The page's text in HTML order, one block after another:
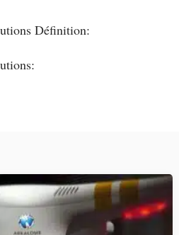
Définition: